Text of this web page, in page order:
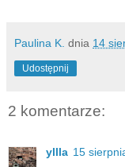
Paulina K. dnia 14
Udostępnij
2 komentarze:
yllla 15